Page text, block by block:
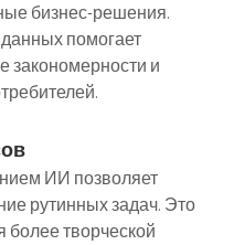
бизнес-решения.
помогает
закономерности и
ИИ позволяет
рутинных задач. Это
более творческой